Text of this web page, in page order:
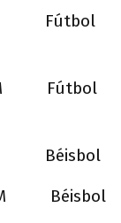
Fútbol
Fútbol
Béisbol
Béisbol